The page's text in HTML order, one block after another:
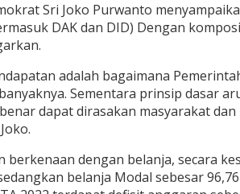
Sri Joko Purwanto
DAK dan DID) Dengan
adalah bagaimana
Sementara prinsip dasar
dapat dirasakan masyarakat
berkenaan dengan belanja, secara
belanja Modal sebesar